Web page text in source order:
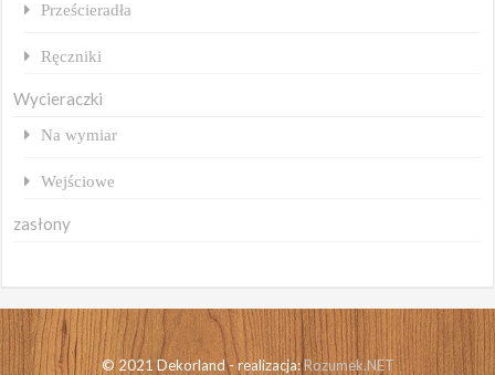
Prześcieradła
Ręczniki
Wycieraczki
Na wymiar
Wejściowe
zasłony
© 2021 Dekorland - realizacja:Rozumek.NET